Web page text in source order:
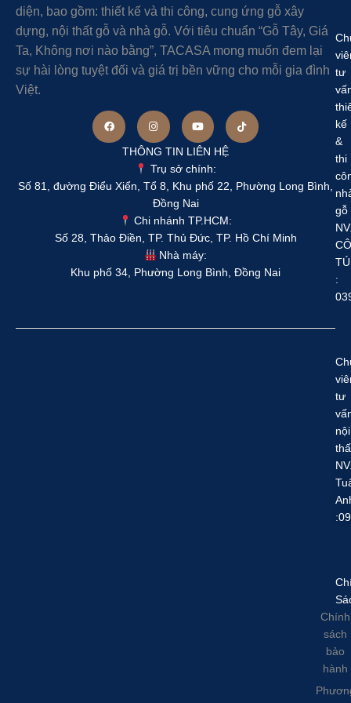
diện, bao gồm: thiết kế và thi công, cung ứng gỗ xây
dựng, nội thất gỗ và nhà gỗ. Với tiêu chuẩn “Gỗ Tây, Giá
Ta, Không nơi nào bằng”, TACASA mong muốn đem lại
sự hài lòng tuyệt đối và giá trị bền vững cho mỗi gia đình
Việt.
THÔNG TIN LIÊN HỆ
Trụ sở chính:
Số 81, đường Điểu Xiển, Tổ 8, Khu phố 22, Phường Long Bình,
Đồng Nai
Chi nhánh TP.HCM:
Số 28, Thảo Điền, TP. Thủ Đức, TP. Hồ Chí Minh
Nhà máy:
Khu phố 34, Phường Long Bình, Đồng Nai
tư
kế
&
thi
gỗ
TÚ
:
tư
nội
Chính
sách
bảo
hành